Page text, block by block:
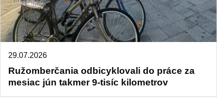
Ružomberčania odbicyklovali do práce za
mesiac jún takmer 9-tisíc kilometrov
29.07.2026